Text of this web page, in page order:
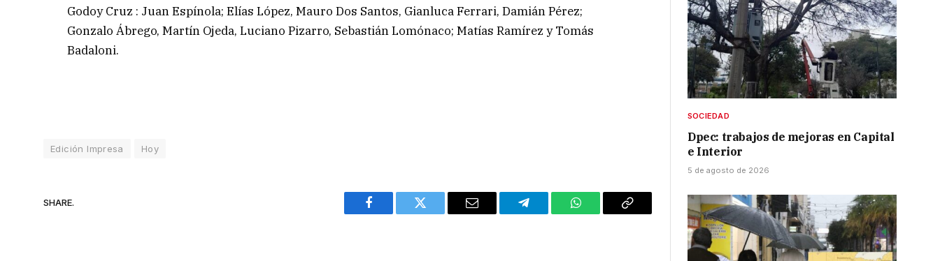
Godoy Cruz : Juan Espínola; Elías López, Mauro Dos Santos, Gianluca Ferrari, Damián Pérez;
Gonzalo Ábrego, Martín Ojeda, Luciano Pizarro, Sebastián Lomónaco; Matías Ramírez y Tomás
Badaloni.
Edición Impresa Hoy
SHARE.
Facebook Twitter Email Telegram WhatsAppCopy
SOCIEDAD
Dpec: trabajos de mejoras en Capital
e Interior
5 de agosto de 2026